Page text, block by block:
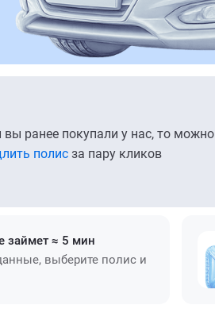
вы ранее покупали у нас, то можно
полис за пару кликов
займет ≈ 5 мин
выберите полис и